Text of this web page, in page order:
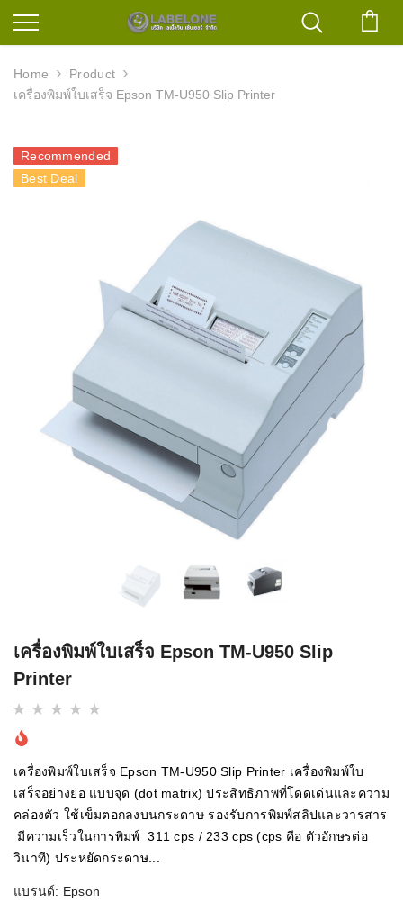
Home
Product
เครื่องพิมพ์ใบเสร็จ Epson TM-U950 Slip Printer
Recommended
Best Deal
เครื่องพิมพ์ใบเสร็จ Epson TM-U950 Slip
Printer
เครื่องพิมพ์ใบเสร็จ Epson TM-U950 Slip Printer เครื่องพิมพ์ใบ
เสร็จอย่างย่อ แบบจุด (dot matrix) ประสิทธิภาพที่โดดเด่นและความ
คล่องตัว ใช้เข็มตอกลงบนกระดาษ รองรับการพิมพ์สลิปและวารสาร
มีความเร็วในการพิมพ์ 311 cps / 233 cps (cps คือ ตัวอักษรต่อ
วินาที) ประหยัดกระดาษ...
แบรนด์: Epson